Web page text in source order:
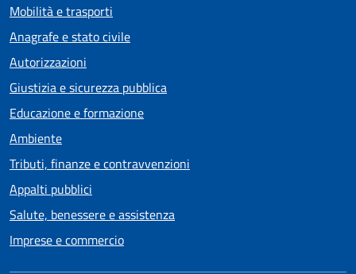
Mobilità e trasporti
Anagrafe e stato civile
Autorizzazioni
Giustizia e sicurezza pubblica
Educazione e formazione
Ambiente
Tributi, finanze e contravvenzioni
Appalti pubblici
Salute, benessere e assistenza
Imprese e commercio